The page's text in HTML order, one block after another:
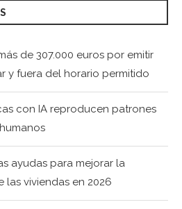
de 307.000 euros por emitir
y fuera del horario permitido
con IA reproducen patrones
ayudas para mejorar la
las viviendas en 2026